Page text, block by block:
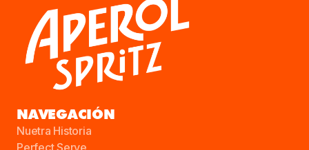
NAVEGACIÓN
Nuetra Historia
Perfect Serve